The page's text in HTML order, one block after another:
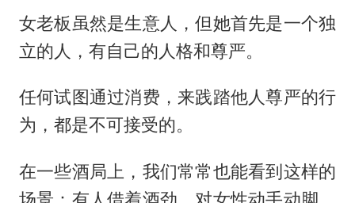
女老板虽然是生意人，但她首先是一个独
立的人，有自己的人格和尊严。
任何试图通过消费，来践踏他人尊严的行
为，都是不可接受的。
在一些酒局上，我们常常也能看到这样的